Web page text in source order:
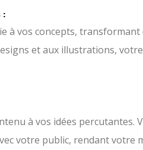
:
à vos concepts,
et aux illustrations,
à vos idées percutantes.
votre public, rendant votre